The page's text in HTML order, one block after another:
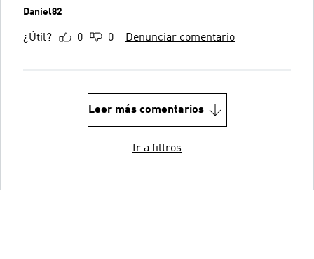
Daniel82
¿Útil? 0 0 Denunciar comentario
Leer más comentarios
Ir a filtros